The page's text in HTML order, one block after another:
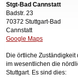
Stgt-Bad Cannstatt
Badstr. 23
70372 Stuttgart-Bad
Cannstatt
Google Maps
Die örtliche Zuständigkeit
im wesentlichen die
Stuttgart. Es sind dies: